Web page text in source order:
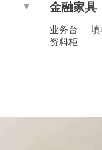
金融家具
业务台
填
资料柜